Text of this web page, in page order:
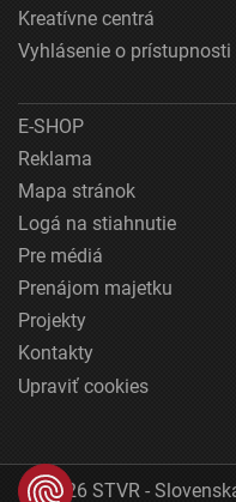
Kreatívne centrá
Vyhlásenie o prístupnosti
E-SHOP
Reklama
Mapa stránok
Logá na stiahnutie
Pre médiá
Prenájom majetku
Projekty
Kontakty
Upraviť cookies
© 2026 STVR -